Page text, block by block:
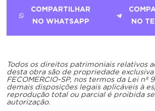
COMPARTILHAR
NO WHATSAPP
NO
Todos os direitos patrimoniais relativos
desta obra são de propriedade exclusiva
FECOMERCIO-SP, nos termos da Lei nº
demais disposições legais aplicáveis à
reprodução total ou parcial é proibida
autorização.